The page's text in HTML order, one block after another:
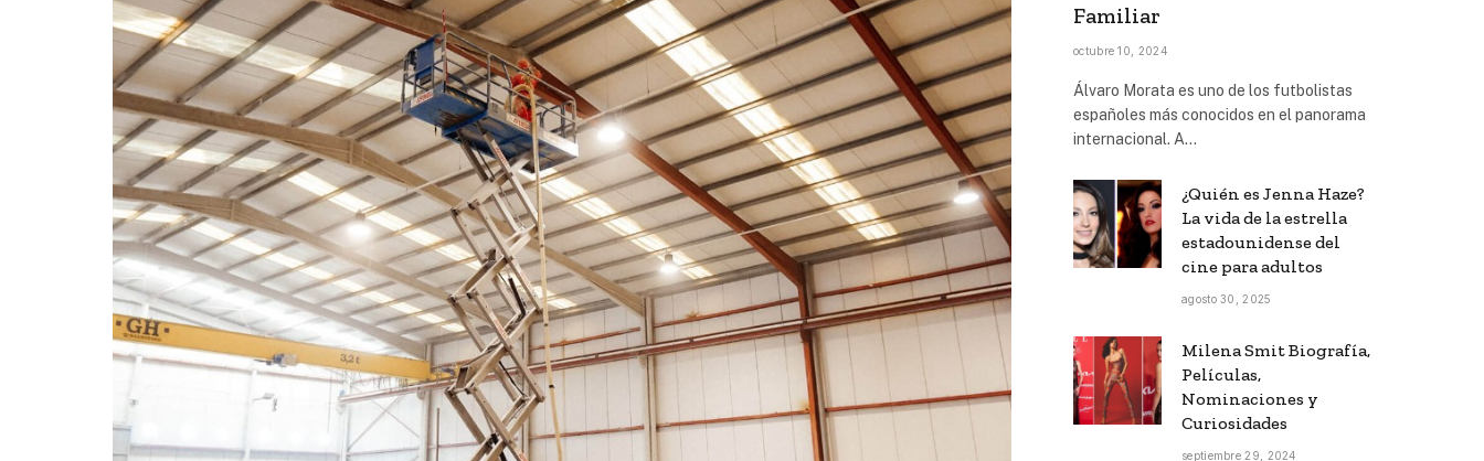
Familiar
octubre 10, 2024
Álvaro Morata es uno de los futbolistas
españoles más conocidos en el panorama
internacional. A…
¿Quién es Jenna Haze?
La vida de la estrella
estadounidense del
cine para adultos
agosto 30, 2025
Milena Smit Biografía,
Películas,
Nominaciones y
Curiosidades
septiembre 29, 2024